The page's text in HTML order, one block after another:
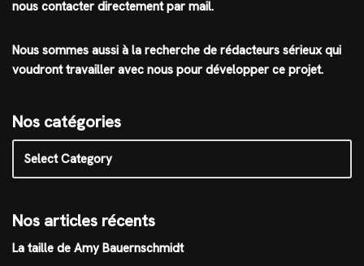
nous contacter directement par mail.
Nous sommes aussi à la recherche de rédacteurs sérieux qui
voudront travailler avec nous pour développer ce projet.
Nos catégories
Nos articles récents
La taille de Amy Bauernschmidt